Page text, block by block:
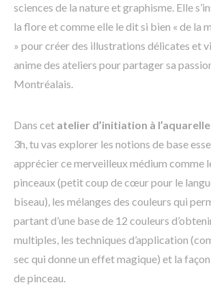
sciences de la nature et graphisme. Elle
la flore et comme elle le dit si bien « de la
» pour créer des illustrations délicates et
anime des ateliers pour partager sa
Montréalais.
Dans cet atelier d’initiation à l’aquarelle
3h, tu vas explorer les notions de base
apprécier ce merveilleux médium comme
pinceaux (petit coup de cœur pour le
biseau), les mélanges des couleurs qui
partant d’une base de 12 couleurs
multiples, les techniques d’application
sec qui donne un effet magique) et la
de pinceau.